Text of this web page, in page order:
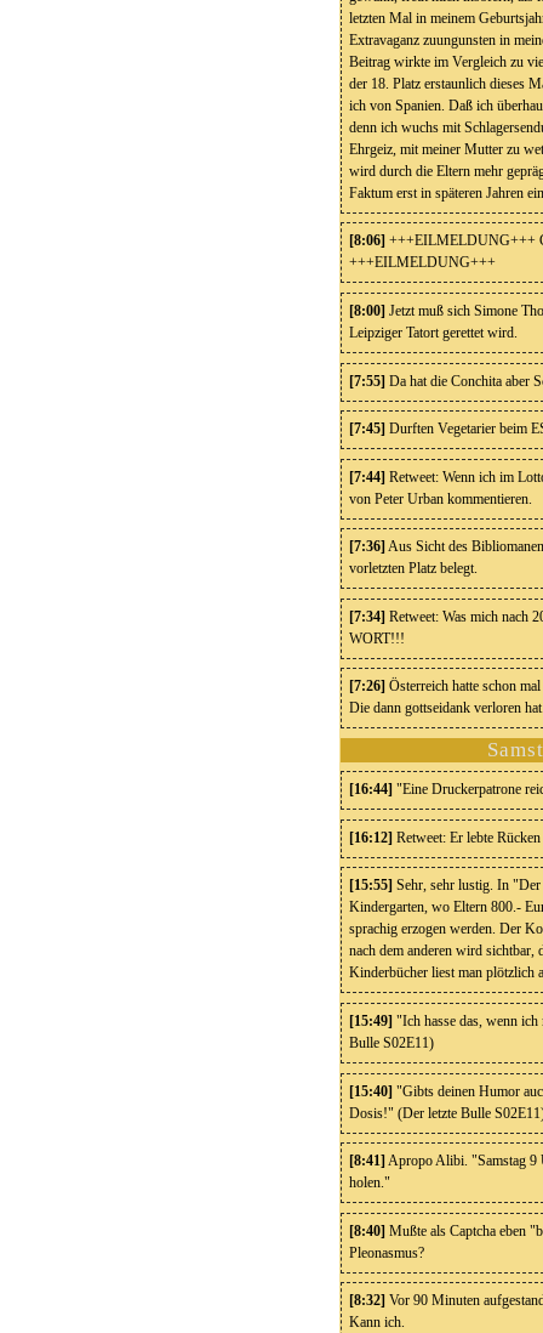
letzten Mal in meinem
Extravaganz zuungunsten in
Beitrag wirkte im Vergleich zu
der 18. Platz erstaunlich dieses
ich von Spanien. Daß ich
denn ich wuchs mit
Ehrgeiz, mit meiner Mutter zu
wird durch die Eltern mehr
Faktum erst in späteren Jahren
[8:06] +++EILMELDUNG+++
+++EILMELDUNG+++
[8:00] Jetzt muß sich Simone
Leipziger Tatort gerettet wird.
[7:55] Da hat die Conchita aber
[7:45] Durften Vegetarier beim
[7:44] Retweet: Wenn ich im
von Peter Urban kommentieren.
[7:36] Aus Sicht des
vorletzten Platz belegt.
[7:34] Retweet: Was mich nach
WORT!!!
[7:26] Österreich hatte schon
Die dann gottseidank verloren
[16:44] "Eine Druckerpatrone
[16:12] Retweet: Er lebte
[15:55] Sehr, sehr lustig. In "Der
Kindergarten, wo Eltern 800.-
sprachig erzogen werden. Der
nach dem anderen wird sichtbar,
Kinderbücher liest man plötzlich
[15:49] "Ich hasse das, wenn
Bulle S02E11)
[15:40] "Gibts deinen Humor
Dosis!" (Der letzte Bulle
[8:41] Apropo Alibi. "Samstag 9
holen."
[8:40] Mußte als Captcha eben
Pleonasmus?
[8:32]
Vor 90 Minuten
Kann ich.